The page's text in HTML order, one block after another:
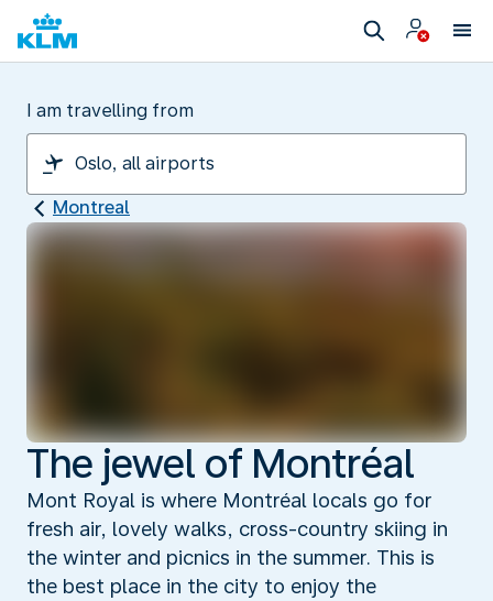
I am travelling from
Montreal
The jewel of Montréal
Mont Royal is where Montréal locals go for
fresh air, lovely walks, cross-country skiing in
the winter and picnics in the summer. This is
the best place in the city to enjoy the